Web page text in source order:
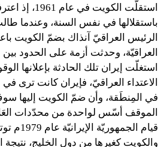
استقلّت الكويت
باستقلالها في نفس السنة، وعندما
الرئيس العراقيّ آنذاك بضمّ الكويت
استغلّت إيران تلك الحادثة بإعلانها
الاعتداء العراقيّ، فإيران كانت ترى
في المِنطَقة، وأن ضمّ الكويت إليها
الموقف أسّس لواحدة من محدّدات
قيام
والكويت كغيرها من دول الخليج،